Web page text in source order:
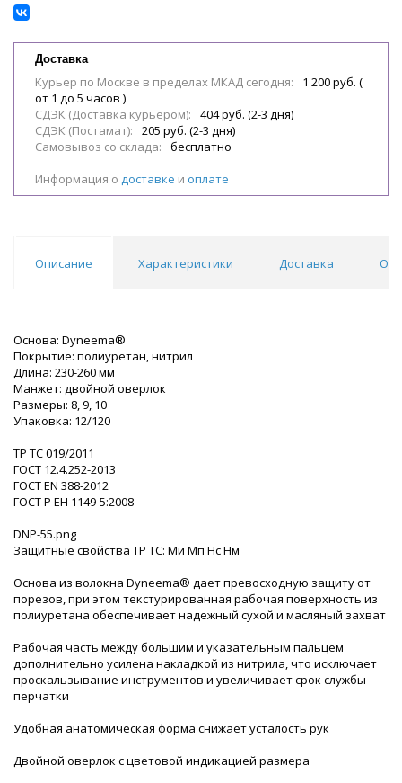
Доставка
Курьер по Москве в пределах МКАД сегодня:
1 200 руб. (
от 1 до 5 часов )
СДЭК (Доставка курьером):
404 руб. (2-3 дня)
СДЭК (Постамат):
205 руб. (2-3 дня)
Самовывоз со склада:
бесплатно
Информация о доставке и оплате
Описание Характеристики Доставка
Основа: Dyneema®
Покрытие: полиуретан, нитрил
Длина: 230-260 мм
Манжет: двойной оверлок
Размеры: 8, 9, 10
Упаковка: 12/120
ТР ТС 019/2011
ГОСТ 12.4.252-2013
ГОСТ ЕN 388-2012
ГОСТ Р ЕН 1149-5:2008
DNP-55.png
Защитные свойства ТР ТС: Ми Мп Нс Нм
Основа из волокна Dyneema® дает превосходную защиту от
порезов, при этом текстурированная рабочая поверхность из
полиуретана обеспечивает надежный сухой и масляный захват
Рабочая часть между большим и указательным пальцем
дополнительно усилена накладкой из нитрила, что исключает
проскальзывание инструментов и увеличивает срок службы
перчатки
Удобная анатомическая форма снижает усталость рук
Двойной оверлок с цветовой индикацией размера